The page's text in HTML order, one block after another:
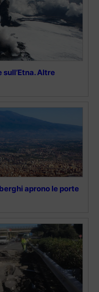
Altre
aprono le porte